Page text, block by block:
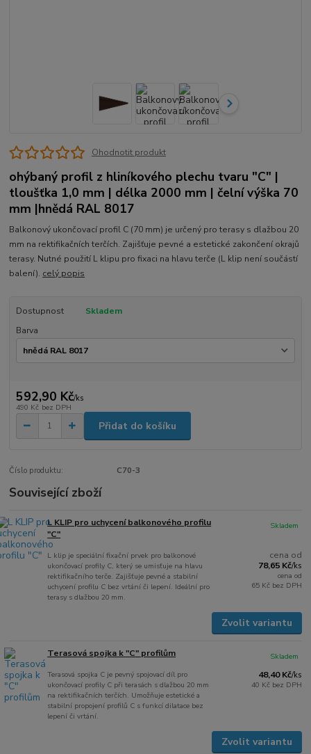
Ohodnotit produkt
ohýbaný profil z hliníkového plechu tvaru "C" |
tloušťka 1,0 mm | délka 2000 mm | čelní výška 70
mm |hnědá RAL 8017
Balkonový ukončovací profil C (70 mm) je určený pro terasy s dlažbou 20
mm na rektifikačních terčích. Zajišťuje pevné a estetické zakončení okrajů
terasy. Nutné použití L klipu pro fixaci na hlavu terče (L klip není součástí
balení). celý popis
Dostupnost
Skladem
Barva
592,90 Kč/ks
490 Kč bez DPH
Přidat do košíku
Číslo produktu: C70-3
Související zboží
L KLIP pro uchycení balkonového profilu
"C"
L klip je speciální fixační prvek pro balkonové
ukončovací profily C, který se umisťuje na hlavu
rektifikačního terče. Zajišťuje pevné a stabilní
uchycení profilu C bez vrtání či lepení. Ideální pro
terasy s dlažbou 20 mm.
cena od
78,65 Kč/ks
cena od
65 Kč bez DPH
Skladem
Zvolit variantu
Terasová spojka k "C" profilům
Terasová spojka C je pevný spojovací díl pro
ukončovací profily C při terasách s dlažbou 20 mm
na rektifikačních terčích. Umožňuje estetické a
stabilní propojení profilů C s funkcí dilatace bez
lepení či vrtání.
48,40 Kč/ks
40 Kč bez DPH
Skladem
Zvolit variantu